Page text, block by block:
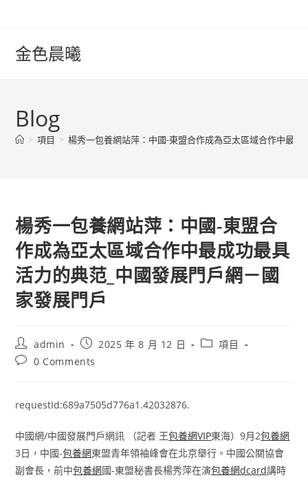
content金色晨曦
Blog
> 項目 > 楊秀一包養網站萍：中國-東盟合作成為亞太區域合作中最
楊秀一包養網站萍：中國-東盟合
作成為亞太區域合作中最成功最具
活力的典范_中國發展門戶網－國
家發展門戶
Post
author:
admin
Post
published:
2025 年 8 月 12 日
Post項目
Post0 Comments
requestId:689a7505d776a1.42032876.
中國網/中國發展門戶網訊 （記者 王包養網VIP東海）9月2包養網
3日，中國-包養網東盟青年領袖峰會在北京舉行。中國公關協會
副會長，前中包養網國-東盟秘書長楊秀萍在演包養網dcard講時